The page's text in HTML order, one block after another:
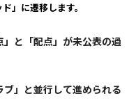
」に遷移します。
」と「配点」が未公表の過
ブ」と並行して進められる